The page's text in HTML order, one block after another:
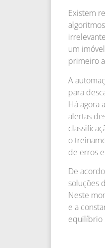
Existem
um
primeiro
A
para
Há agora
alertas
o
de erros
De
soluções
Neste
e a
equilíbrio